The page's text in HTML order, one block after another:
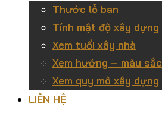
Thước lỗ ban
Tính mật độ xây dựng
Xem tuổi xây nhà
Xem hướng – màu sắc
Xem quy mô xây dựng
LIÊN HỆ